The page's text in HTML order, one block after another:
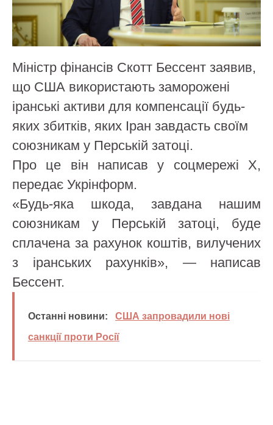
Міністр фінансів Скотт Бессент заявив,
що США використають заморожені
іранські активи для компенсації будь-
яких збитків, яких Іран завдасть своїм
союзникам у Перській затоці.
Про це він написав у соцмережі Х,
передає Укрінформ.
«Будь-яка шкода, завдана нашим
союзникам у Перській затоці, буде
сплачена за рахунок коштів, вилучених
з іранських рахунків», — написав
Бессент.
Останні новини:
США запровадили нові
санкції проти Росії